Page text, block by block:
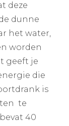
deze
dunne
het water,
worden
geeft je
die
is
te
40